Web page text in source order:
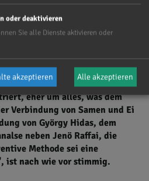
für Bindungsanalyse nach
ist nicht um den 9. Monat
eher um alles, was dem
Verbindung von Samen und Ei
von György Hidas, dem
neben Jenö Raffai, die
Methode sei eine
ist nach wie vor stimmig.
oder deaktivieren
Sie alle Dienste aktivieren oder
akzeptieren Alle akzeptieren